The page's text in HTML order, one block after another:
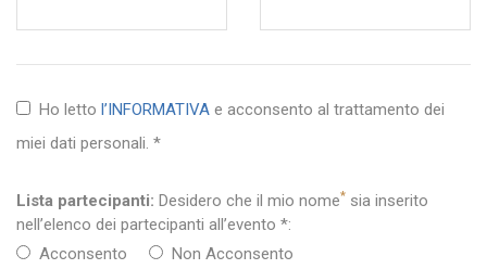
Ho letto l’INFORMATIVA e acconsento al trattamento dei
miei dati personali. *
Lista partecipanti: Desidero che il mio nome* sia inserito
nell’elenco dei partecipanti all’evento *:
Acconsento
Non Acconsento